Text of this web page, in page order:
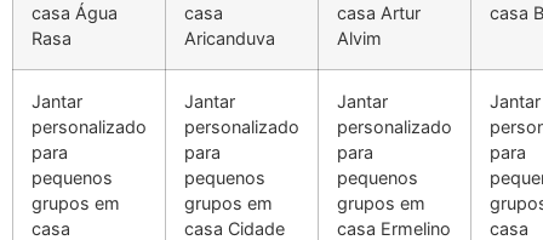
casa Água
Rasa
casa
Aricanduva
casa Artur
Alvim
casa
Jantar
personalizado
para
pequenos
grupos em
casa
Jantar
personalizado
para
pequenos
grupos em
casa Cidade
Jantar
personalizado
para
pequenos
grupos em
casa Ermelino
Jantar
para
casa